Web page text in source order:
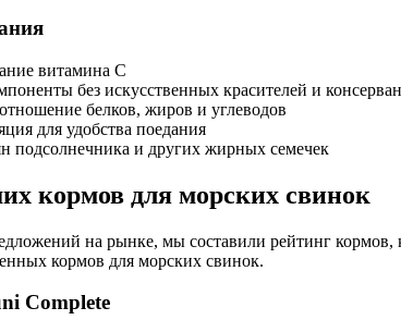
витамина С
без искусственных красителей и
белков, жиров и углеводов
для удобства поедания
подсолнечника и других жирных семечек
кормов для морских свинок
на рынке, мы составили рейтинг
кормов для морских свинок.
Complete